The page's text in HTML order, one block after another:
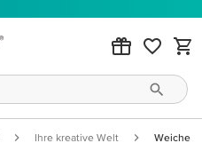
Ihre kreative Welt Weiche